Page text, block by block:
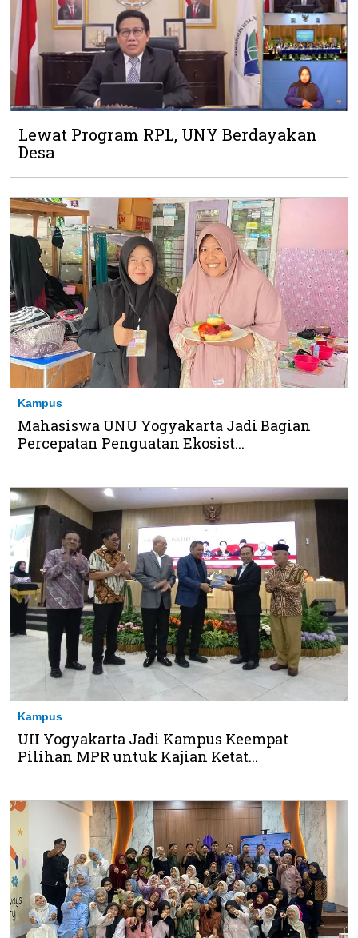
Lewat Program RPL, UNY Berdayakan
Desa
Kampus
Mahasiswa UNU Yogyakarta Jadi Bagian
Percepatan Penguatan Ekosist...
Kampus
UII Yogyakarta Jadi Kampus Keempat
Pilihan MPR untuk Kajian Ketat...